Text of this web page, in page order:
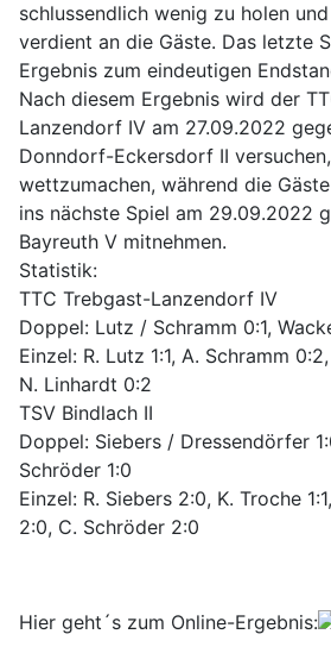
schlussendlich wenig zu holen
verdient an die Gäste. Das letzte
Ergebnis zum eindeutigen
Nach diesem Ergebnis wird der
Lanzendorf IV am 27.09.2022
Donndorf-Eckersdorf II
wettzumachen, während die
ins nächste Spiel am 29.09.2022
Bayreuth V mitnehmen.
Statistik:
TTC Trebgast-Lanzendorf IV
Doppel: Lutz / Schramm 0:1,
Einzel: R. Lutz 1:1, A. Schramm
N. Linhardt 0:2
TSV Bindlach II
Doppel: Siebers / Dressendörfer
Schröder 1:0
Einzel: R. Siebers 2:0, K. Troche
2:0, C. Schröder 2:0
Hier geht´s zum Online-Ergebnis: